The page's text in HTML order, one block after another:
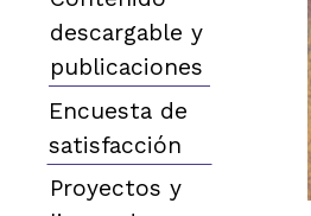
descargable y
publicaciones
Encuesta de
satisfacción
Proyectos y